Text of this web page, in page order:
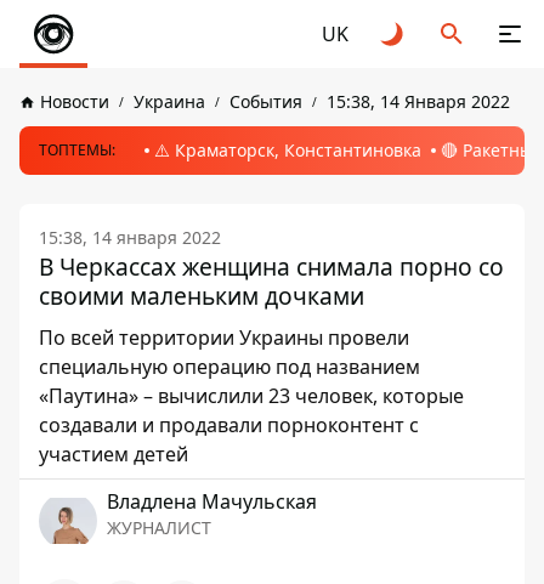
UK
Новости Украина События 15:38, 14 Января 2022
ТОПТЕМЫ: ⚠️ Краматорск, Константиновка 🔴
15:38, 14 января 2022
В Черкассах женщина снимала порно со
своими маленьким дочками
По всей территории Украины провели
специальную операцию под названием
«Паутина» – вычислили 23 человек, которые
создавали и продавали порноконтент с
участием детей
Владлена Мачульская
ЖУРНАЛИСТ